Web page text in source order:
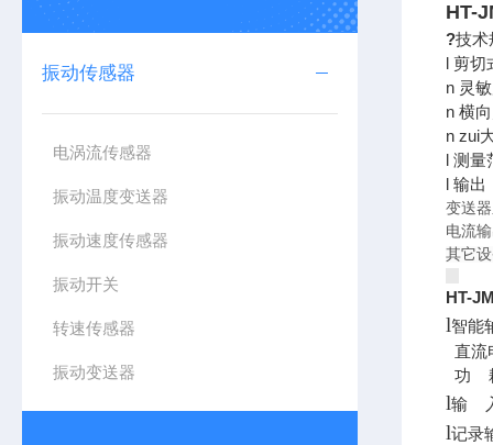
振动传感器
电涡流传感器
振动温度变送器
振动速度传感器
振动开关
转速传感器
振动变送器
HT-
?技术
l 剪切
n 灵
n 横
n zui
l 测量
l 输出
变送
电流
其它
HT-
l智能
直
功
l输
l记录